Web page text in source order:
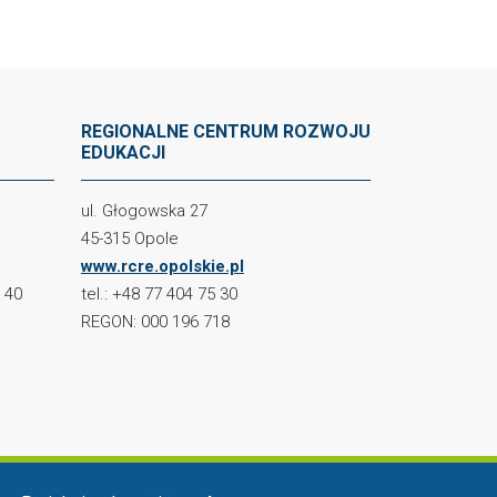
40
REGIONALNE CENTRUM ROZWOJU
EDUKACJI
ul. Głogowska 27
45-315 Opole
www.rcre.opolskie.pl
tel.: +48 77 404 75 30
REGON: 000 196 718